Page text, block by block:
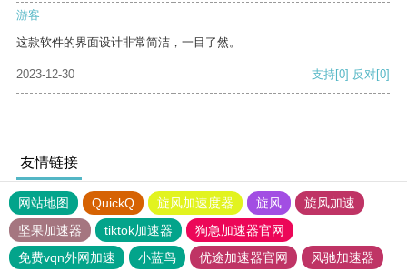
游客
这款软件的界面设计非常简洁，一目了然。
2023-12-30 支持[0] 反对[0]
友情链接
网站地图 QuickQ 旋风加速度器 旋风
旋风加速
坚果加速器
tiktok加速器
狗急加速器官网
免费vqn外网加速
小蓝鸟 优途加速器官网 风驰加速器